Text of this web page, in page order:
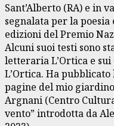
Sant’Alberto (RA) e in
segnalata per la
edizioni del Premio
Alcuni suoi testi sono
letteraria L’Ortica e
L’Ortica. Ha
pagine del mio
Argnani (Centro
vento” introdotta da